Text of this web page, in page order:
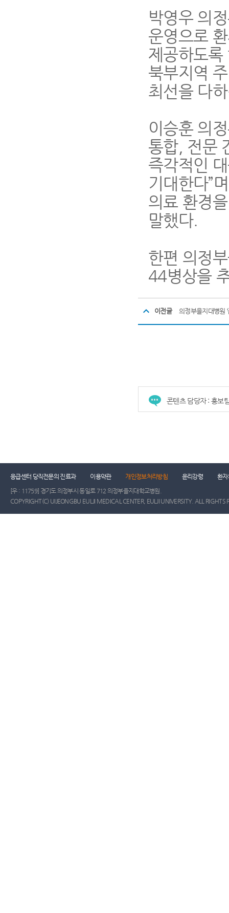
박영우 의
운영으로
제공하도록
북부지역
최선을 다
이승훈 의
통합, 전문
즉각적인
기대한다”
의료 환경
말했다.
한편 의정
44병상을
이전글 의정부을지대병원
콘텐츠 담당자 : 홍보
응급센터 당직전문의 진료과 이용약관 개인정보처리방침 윤리강령
환자
[우 : 11759] 경기도 의정부시 동일로 712 의정부을지대학교병원.
COPYRIGHT(C) UIJEONGBU EULJI MEDICAL CENTER, EULJI UNIVERSITY. ALL RIGHTS